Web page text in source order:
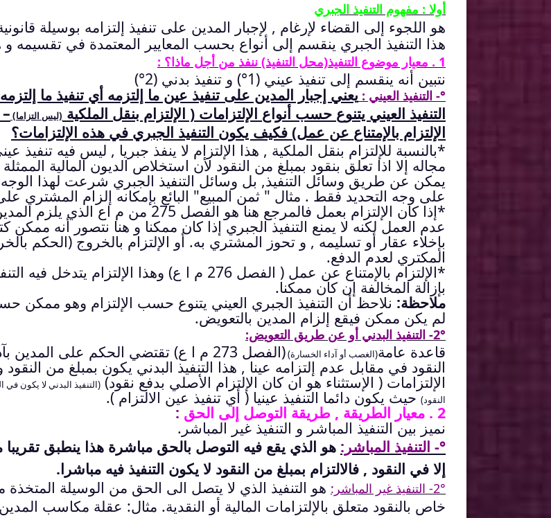
أولا : مفهوم التنفيذ الجبري
هو اللجوء إلى القضاء لإرغام , لإجبار المدين على تنفيذ إلتزامه بوسيلة
هذا التنفيذ الجبري ينقسم إلى أنواع بحسب المعايير المعتمدة في تقسيمه و
1 . معيار موضوع التنفيذ(محل التنفيذ) ننفذ من أجل ماذا؟ :
نتبين أنه ينقسم إلى تنفيذ عيني (1°) و تنفيذ بدني (2°)
°- التنفيذ العيني : يعني إجبار المدين على تنفيذ عين ما إلتزمه أي تنفيذ ما
التنفيذ العيني يتنوع حسب أنواع الإلتزامات ( الإلتزام بنقل الملكية (ليس التزاما)
الإلتزام بالإمتناع عن عمل) فكيف يكون التنفيذ الجبري في هذه الإلتزامات؟
*بالنسبة للإلتزام بنقل الملكية , هذا الإلتزام لا ينفذ جبريا , ليس فيه
مجاله إلا اذا تعلق بنقود بمبلغ من النقود لأن استخلاص الديون المالية الممثلة
يمكن عن طريق وسائل التنفيذ, بل وسائل التنفيذ الجبري شرعت لهذا الوجه
على وجه التحديد فقط . مثال " ثمن المبيع" البائع بإمكانه إلزام المشتري
*إذا كان الإلتزام بعمل فالمرجع هنا هو الفصل 275 من
عدم العمل لكنه لا يمنع التنفيذ الجبري إذا كان ممكنا و هنا نتصور أنه ممكن
بإخلاء عقار أو تسليمه , و تحوز المشتري به. أو الإلتزام بالخروج (الحكم
المكتري لعدم الدفع.
*الإلتزام بالإمتناع عن عمل ( الفصل 276 م ا ع) وهذا الإلتزام
بإزالة المخالفة إن كان ممكنا.
ملاحظة: نلاحظ أن التنفيذ الجبري العيني يتنوع حسب الإلتزام وهو ممكن
لم يكن ممكن فيقع إلزام المدين بالتعويض.
2°- التنفيذ البدني أو عن طريق التعويض:
قاعدة عامة(الغصب أو آداء الخسارة) (الفصل 273 م ا ع) تقتضي الحكم على
النقود في مقابل عدم إلتزامه عينا , هذا التنفيذ البدني يكون بمبلغ من
الإلتزامات ( الإستثناء هو ان كان الإلتزام الأصلي بدفع نقود) (التنفيذ البدني لا يكون في
النقود)حيث يكون دائما التنفيذ عينيا ( أي تنفيذ عين الالتزام ).
2 . معيار الطريقة , طريقة التوصل إلى الحق :
نميز بين التنفيذ المباشر و التنفيذ غير المباشر.
°- التنفيذ المباشر: هو الذي يقع فيه التوصل بالحق مباشرة هذا ينطبق تقريبا
إلا في النقود , فالالتزام بمبلغ من النقود لا يكون التنفيذ فيه مباشرا.
2°- التنفيذ غير المباشر:
هو التنفيذ الذي لا يتصل الى الحق من الوسيلة
خاص بالنقود متعلق بالإلتزامات المالية أو النقدية. مثال: عقلة مكاسب المدين